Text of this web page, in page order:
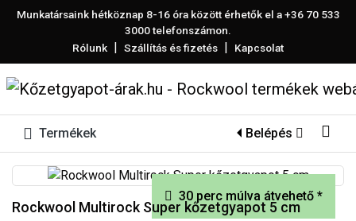
Munkatársaink hétköznap 8-16 óra között érhetők el a+36 70 533
3000telefonszámon.
Rólunk | Szállítás és fizetés | Kapcsolat
Termékek Belépés
30 perc múlva átvehető *
Rockwool Multirock Super kőzetgyapot 5 cm